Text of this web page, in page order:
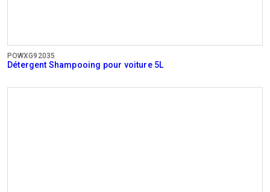
POWXG92035
Détergent Shampooing pour voiture 5L